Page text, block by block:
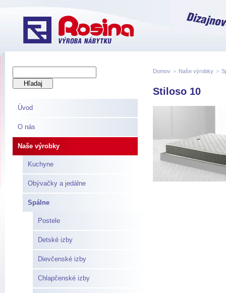
Úvod
O nás
Naše výrobky
Kuchyne
Obývačky a jedálne
Spálne
Postele
Detské izby
Dievčenské izby
Chlapčenské izby
Domov > Naše výrobky >
Stiloso 10